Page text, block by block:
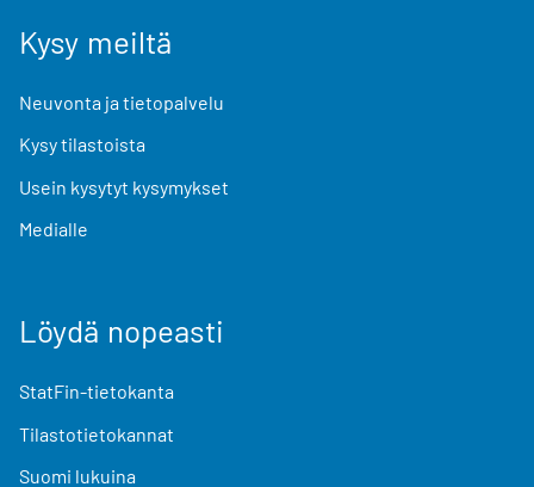
Kysy meiltä
Neuvonta ja tietopalvelu
Kysy tilastoista
Usein kysytyt kysymykset
Medialle
Löydä nopeasti
StatFin-tietokanta
Tilastotietokannat
Suomi lukuina